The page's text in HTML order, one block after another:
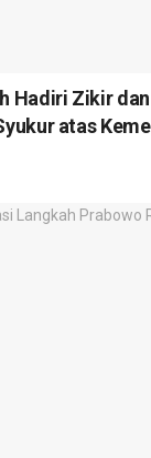
Hadiri Zikir
atas